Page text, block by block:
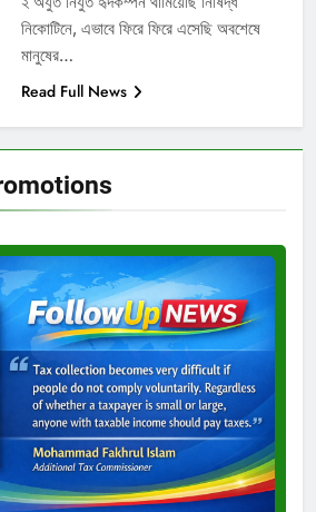
নিকোটিনে, এভাবে ফিরে ফিরে এসেছি অবশেষে
মানুষের…
Read Full News
Ad
3